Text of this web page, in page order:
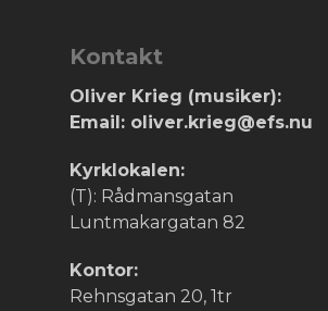
Kontakt
Oliver Krieg (musiker):
Email: oliver.krieg@efs.nu
Kyrklokalen:
(T): Rådmansgatan
Luntmakargatan 82
Kontor:
Rehnsgatan 20, 1tr